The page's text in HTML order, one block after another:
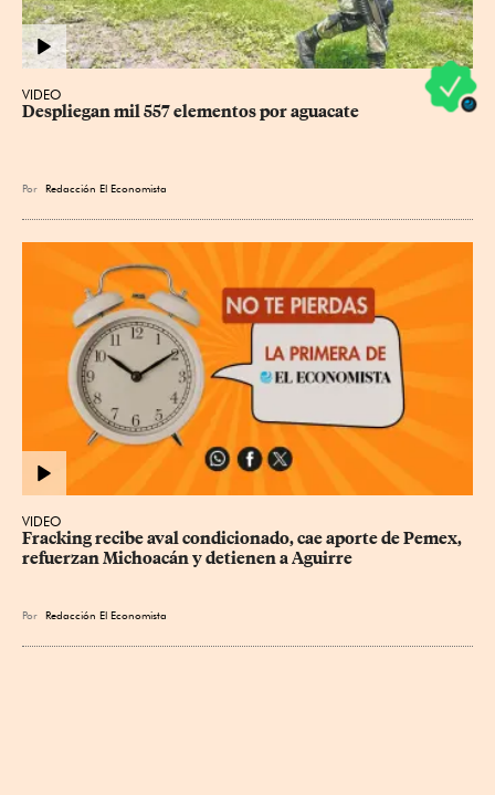
VIDEO
Despliegan mil 557 elementos por aguacate
Por Redacción El Economista
VIDEO
Fracking recibe aval condicionado, cae aporte de Pemex,
refuerzan Michoacán y detienen a Aguirre
Por Redacción El Economista